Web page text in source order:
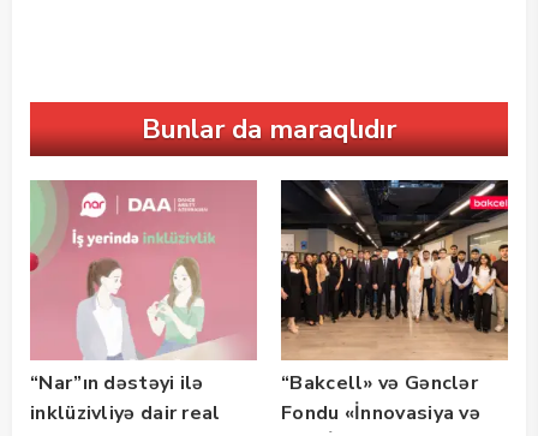
Bunlar da maraqlıdır
“Nar”ın dəstəyi ilə
inklüzivliyə dair real
“Bakcell» və Gənclər
Fondu «İnnovasiya və